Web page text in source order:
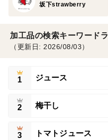
坂下strawberry
加工品の検索キーワード
（更新日: 2026/08/03）
1 ジュース
2 梅干し
3 トマトジュース